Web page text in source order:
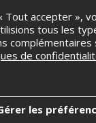
que vous
robot ci-bas.
Tout accepter »,
tous les
de
les